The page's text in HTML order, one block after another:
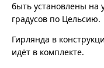
быть установлены на
градусов по Цельсию.
Гирлянда в
идёт в комплекте.